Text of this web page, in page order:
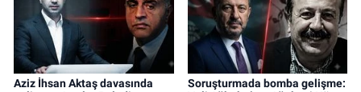
Aziz İhsan Aktaş davasında
Soruşturmada bomba gelişme: